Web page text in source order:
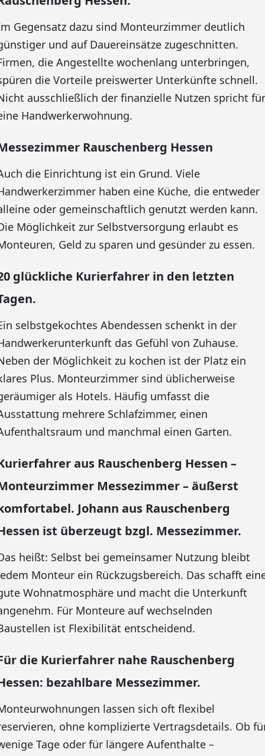
Gegensatz dazu sind Monteurzimmer deutlich
und auf Dauereinsätze zugeschnitten.
die Angestellte wochenlang unterbringen,
die Vorteile preiswerter Unterkünfte schnell.
ausschließlich der finanzielle Nutzen spricht für
Handwerkerwohnung.
Rauschenberg Hessen
die Einrichtung ist ein Grund. Viele
haben eine Küche, die entweder
oder gemeinschaftlich genutzt werden kann.
Möglichkeit zur Selbstversorgung erlaubt es
Geld zu sparen und gesünder zu essen.
glückliche Kurierfahrer in den letzten
selbstgekochtes Abendessen schenkt in der
das Gefühl von Zuhause.
der Möglichkeit zu kochen ist der Platz ein
Plus. Monteurzimmer sind üblicherweise
als Hotels. Häufig umfasst die
mehrere Schlafzimmer, einen
und manchmal einen Garten.
aus Rauschenberg Hessen –
Messezimmer – äußerst
Johann aus Rauschenberg
ist überzeugt bzgl. Messezimmer.
heißt: Selbst bei gemeinsamer Nutzung bleibt
Monteur ein Rückzugsbereich. Das schafft
Wohnatmosphäre und macht die Unterkunft
Für Monteure auf wechselnden
ist Flexibilität entscheidend.
die Kurierfahrer nahe Rauschenberg
bezahlbare Messezimmer.
lassen sich oft flexibel
ohne komplizierte Vertragsdetails. Ob
Tage oder für längere Aufenthalte –